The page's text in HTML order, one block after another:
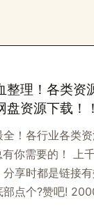
整理！各类资
资源下载！
！各行业各类资
你需要的！ 上
享时都是链接有
部点个?赞吧!